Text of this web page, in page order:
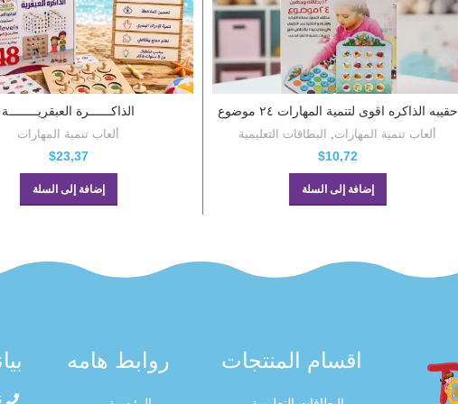
حقيبه الذاكره اقوى لتنمية المهارات ٢٤ موضوع
ألعاب تنمية المهارات, البطاقات التعليمية
$10,72
إضافة إلى السلة
الذاكــــــرة العبقريــــــــة
ألعاب تنمية المهارات
$23,37
إضافة إلى السلة
اقسام المنتجات روابط هامه